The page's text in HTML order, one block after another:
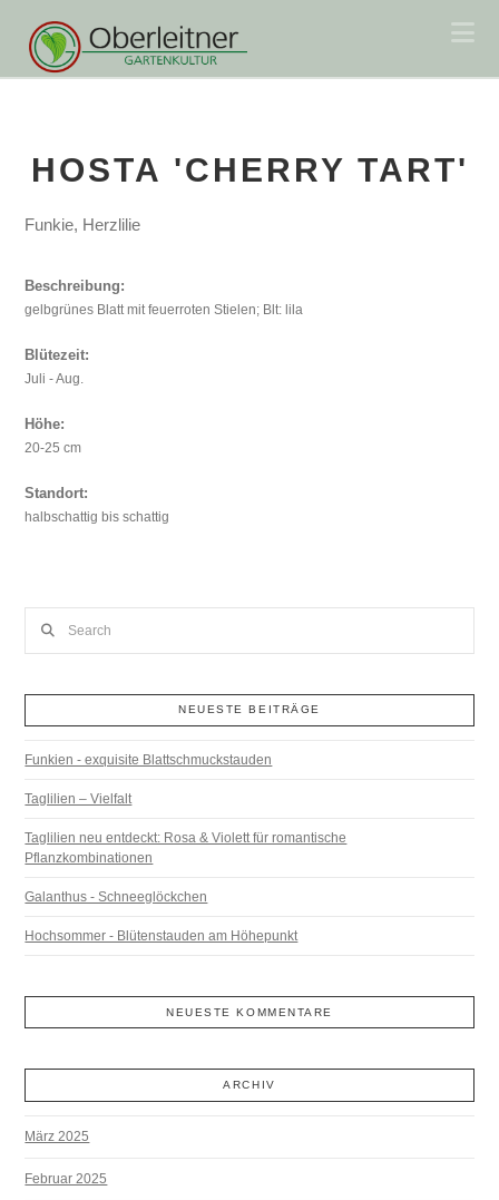
HOSTA 'CHERRY TART'
Funkie, Herzlilie
Beschreibung:
gelbgrünes Blatt mit feuerroten Stielen; Blt: lila
Blütezeit:
Juli - Aug.
Höhe:
20-25 cm
Standort:
halbschattig bis schattig
NEUESTE BEITRÄGE
Funkien - exquisite Blattschmuckstauden
Taglilien – Vielfalt
Taglilien neu entdeckt: Rosa & Violett für romantische
Pflanzkombinationen
Galanthus - Schneeglöckchen
Hochsommer - Blütenstauden am Höhepunkt
NEUESTE KOMMENTARE
ARCHIV
März 2025
Februar 2025